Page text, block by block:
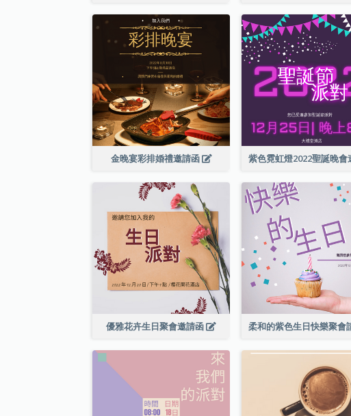
金晚宴彩排婚禮邀請函
優雅花卉生日聚會邀請函